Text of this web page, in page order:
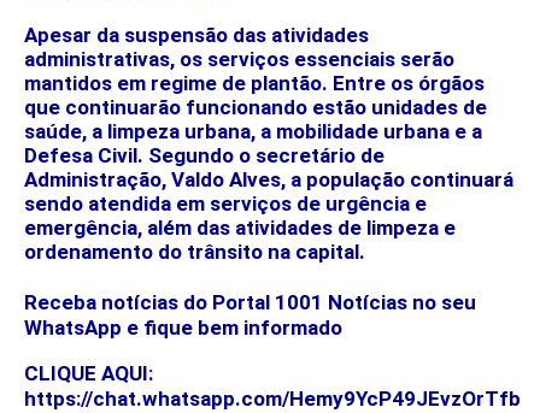
Apesar da suspensão das atividades
administrativas, os serviços essenciais serão
mantidos em regime de plantão. Entre os órgãos
que continuarão funcionando estão unidades de
saúde, a limpeza urbana, a mobilidade urbana e a
Defesa Civil. Segundo o secretário de
Administração, Valdo Alves, a população continuará
sendo atendida em serviços de urgência e
emergência, além das atividades de limpeza e
ordenamento do trânsito na capital.
Receba notícias do Portal 1001 Notícias no seu
WhatsApp e fique bem informado
CLIQUE AQUI:
https://chat.whatsapp.com/Hemy9YcP49JEvzOrTfb